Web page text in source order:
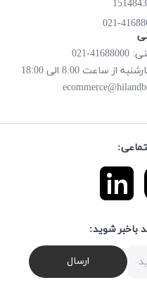
021
8:00 الی 18:00
باخبر شوید:
ارسال